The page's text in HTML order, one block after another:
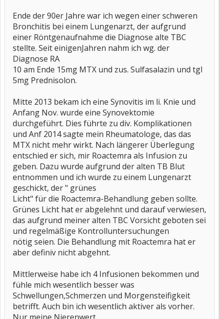
Ende der 90er Jahre war ich wegen einer schweren
Bronchitis bei einem Lungenarzt, der aufgrund
einer Röntgenaufnahme die Diagnose alte TBC
stellte. Seit einigenJahren nahm ich wg. der
Diagnose RA
10 am Ende 15mg MTX und zus. Sulfasalazin und tgl
5mg Prednisolon.
Mitte 2013 bekam ich eine Synovitis im li. Knie und
Anfang Nov. wurde eine Synovektomie
durchgeführt. Dies führte zu div. Komplikationen
und Anf 2014 sagte mein Rheumatologe, das das
MTX nicht mehr wirkt. Nach längerer Überlegung
entschied er sich, mir Roactemra als Infusion zu
geben. Dazu wurde aufgrund der alten TB Blut
entnommen und ich wurde zu einem Lungenarzt
geschickt, der " grünes
Licht" für die Roactemra-Behandlung geben sollte.
Grünes Licht hat er abgelehnt und darauf verwiesen,
das aufgrund meiner alten TBC Vorsicht geboten sei
und regelmäßige Kontrolluntersuchungen
nötig seien. Die Behandlung mit Roactemra hat er
aber definiv nicht abgehnt.
Mittlerweise habe ich 4 Infusionen bekommen und
fühle mich wesentlich besser was
Schwellungen,Schmerzen und Morgensteifigkeit
betrifft. Auch bin ich wesentlich aktiver als vorher.